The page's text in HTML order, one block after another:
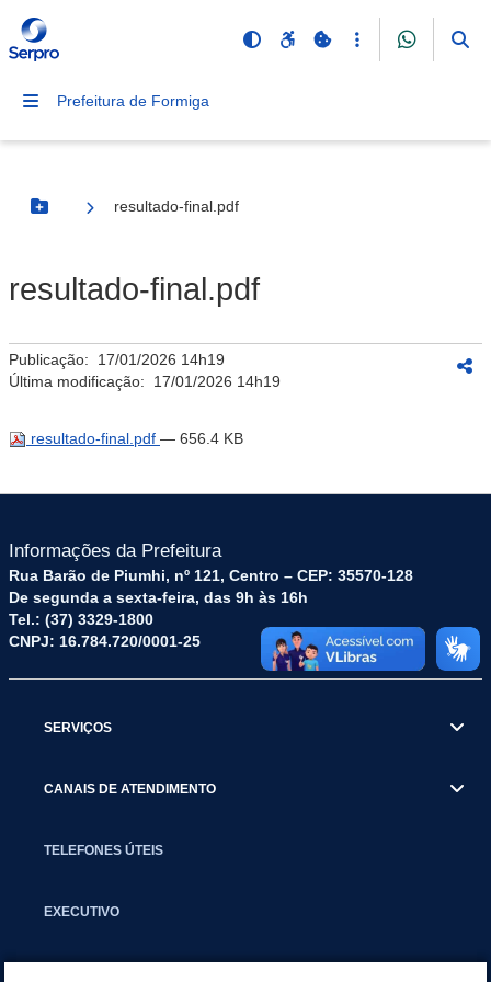
Prefeitura de Formiga
Botão Menu
resultado-final.pdf
resultado-final.pdf
Publicação: 17/01/2026 14h19
Última modificação: 17/01/2026 14h19
resultado-final.pdf — 656.4 KB
Informações da Prefeitura
Rua Barão de Piumhi, nº 121, Centro – CEP: 35570-128
De segunda a sexta-feira, das 9h às 16h
Tel.: (37) 3329-1800
CNPJ: 16.784.720/0001-25
SERVIÇOS
CANAIS DE ATENDIMENTO
TELEFONES ÚTEIS
EXECUTIVO